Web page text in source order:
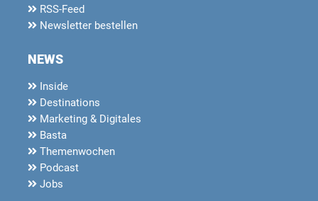
RSS-Feed
Newsletter bestellen
NEWS
Inside
Destinations
Marketing & Digitales
Basta
Themenwochen
Podcast
Jobs